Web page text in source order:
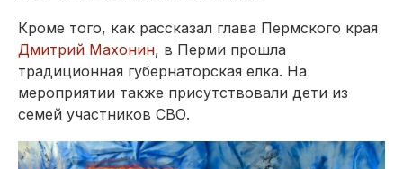
Кроме того, как рассказал глава Пермского края
Дмитрий Махонин, в Перми прошла
традиционная губернаторская елка. На
мероприятии также присутствовали дети из
семей участников СВО.